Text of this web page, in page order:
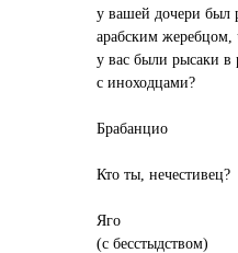
у вашей дочери был
арабским
у вас были рысаки в
с иноходцами?
Брабанцио
Кто ты, нечестивец?
Яго
(с бесстыдством)